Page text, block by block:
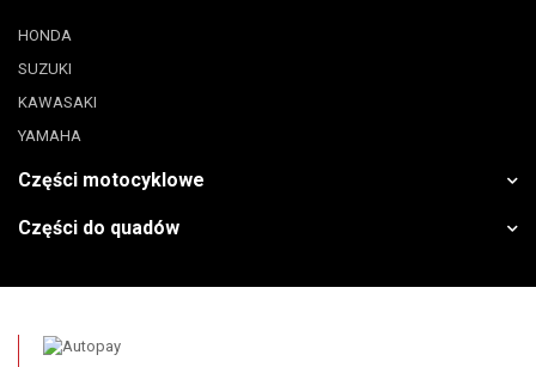
HONDA
SUZUKI
KAWASAKI
YAMAHA
Części motocyklowe
Części do quadów